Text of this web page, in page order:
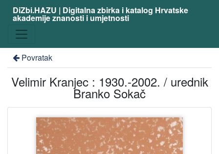
DiZbi.HAZU | Digitalna zbirka i katalog Hrvatske
akademije znanosti i umjetnosti
Povratak
Velimir Kranjec : 1930.-2002. / urednik
Branko Sokač